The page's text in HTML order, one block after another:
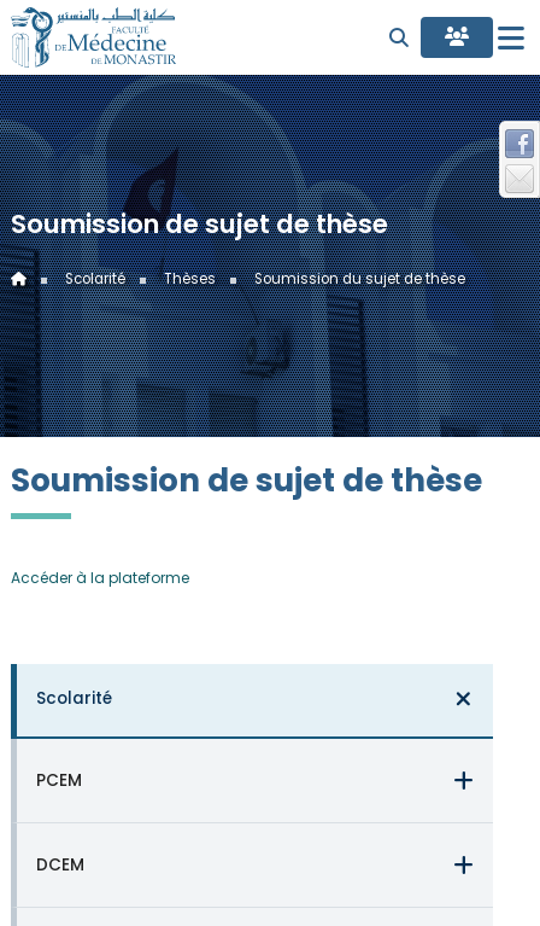
Soumission de sujet de thèse
Scolarité Thèses Soumission du sujet de thèse
Scolarité
PCEM
DCEM
Soumission de sujet de thèse
Accéder à la plateforme